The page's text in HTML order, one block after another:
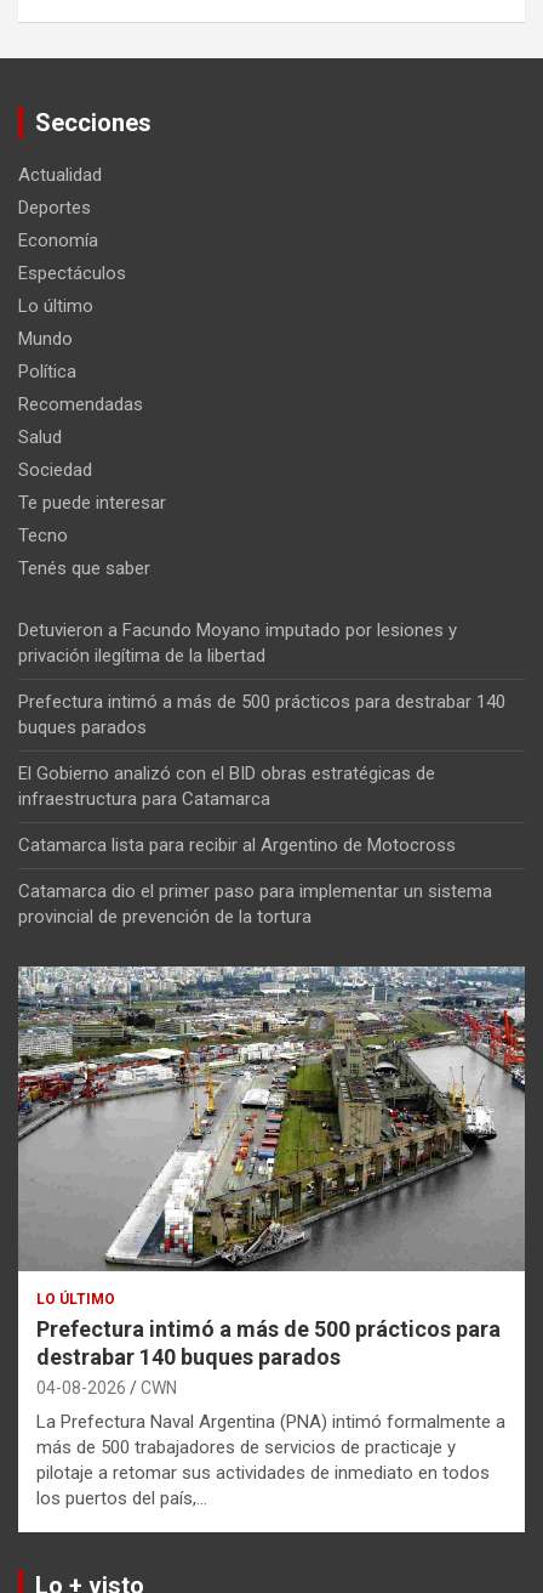
Secciones
Actualidad
Deportes
Economía
Espectáculos
Lo último
Mundo
Política
Recomendadas
Salud
Sociedad
Te puede interesar
Tecno
Tenés que saber
Detuvieron a Facundo Moyano imputado por lesiones y
privación ilegítima de la libertad
Prefectura intimó a más de 500 prácticos para destrabar 140
buques parados
El Gobierno analizó con el BID obras estratégicas de
infraestructura para Catamarca
Catamarca lista para recibir al Argentino de Motocross
Catamarca dio el primer paso para implementar un sistema
provincial de prevención de la tortura
LO ÚLTIMO
Prefectura intimó a más de 500 prácticos para
destrabar 140 buques parados
04-08-2026 CWN
La Prefectura Naval Argentina (PNA) intimó formalmente a
más de 500 trabajadores de servicios de practicaje y
pilotaje a retomar sus actividades de inmediato en todos
los puertos del país,…
Lo + visto